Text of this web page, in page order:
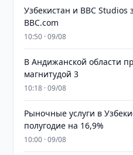
Узбекистан и BBC
BBC.com
10:50 · 09/08
В Андижанской области
магнитудой 3
10:18 · 09/08
Рыночные услуги в
полугодие на 16,9%
10:00 · 09/08